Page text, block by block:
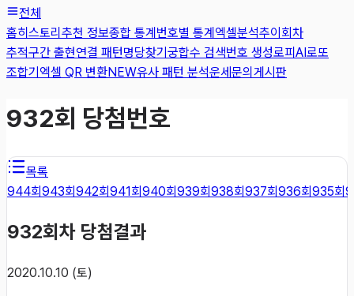
전체
홈히스토리 추천 정보종합 통계번호별 통계엑셀분석추이 회차
추적구간 출현연결 패턴명당찾기궁합수 검색번호 생성로피AI로또
조합기엑셀 QR 변환NEW유사 패턴 분석운세문의게시판
932회 당첨번호
목록
944회943회942회941회940회939회938회937회936회935회
932회차 당첨결과
2020.10.10 (토)